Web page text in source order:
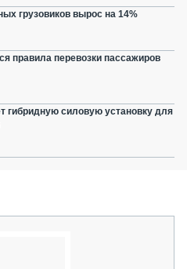
грузовиков вырос на 14%
правила перевозки пассажиров
гибридную силовую установку для